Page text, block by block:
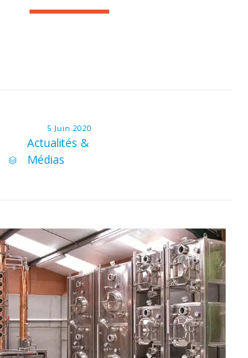
5 Juin 2020

Category
Actualités &
Médias